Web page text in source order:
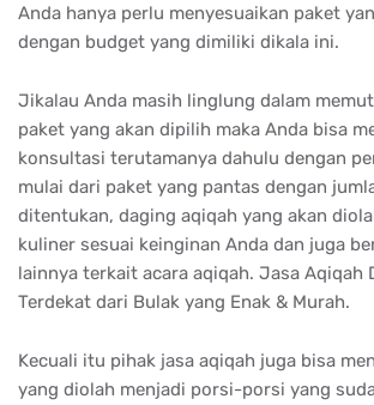
Anda hanya perlu menyesuaikan paket
dengan budget yang dimiliki dikala ini.
Jikalau Anda masih linglung dalam
paket yang akan dipilih maka Anda bisa
konsultasi terutamanya dahulu dengan
mulai dari paket yang pantas dengan
ditentukan, daging aqiqah yang akan
kuliner sesuai keinginan Anda dan juga
lainnya terkait acara aqiqah. Jasa Aqiqah
Terdekat dari Bulak yang Enak & Murah.
Kecuali itu pihak jasa aqiqah juga bisa
yang diolah menjadi porsi-porsi yang